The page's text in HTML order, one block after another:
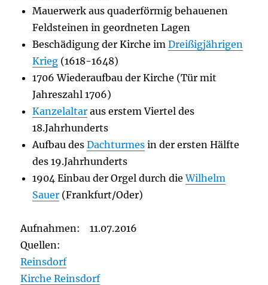
Mauerwerk aus quaderförmig behauenen
Feldsteinen in geordneten Lagen
Beschädigung der Kirche imDreißigjährigen
Krieg (1618-1648)
1706 Wiederaufbau der Kirche (Tür mit
Jahreszahl 1706)
Kanzelaltar aus erstem Viertel des
18.Jahrhunderts
Aufbau desDachturmes in der ersten Hälfte
des 19.Jahrhunderts
1904 Einbau der Orgel durch dieWilhelm
Sauer (Frankfurt/Oder)
Aufnahmen: 11.07.2016
Quellen:
Reinsdorf
Kirche Reinsdorf